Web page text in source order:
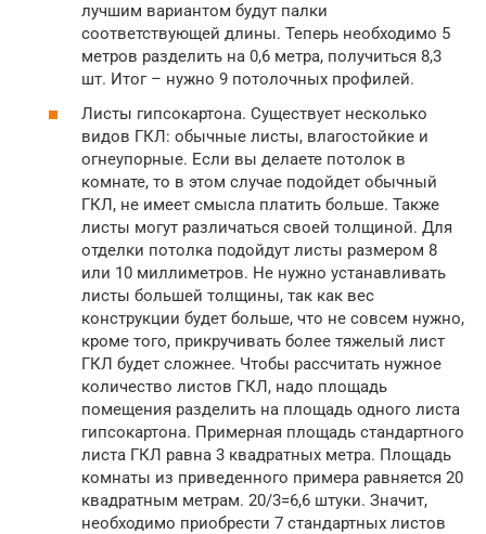
лучшим вариантом будут палки
соответствующей длины. Теперь необходимо 5
метров разделить на 0,6 метра, получиться 8,3
шт. Итог – нужно 9 потолочных профилей.
Листы гипсокартона. Существует несколько
видов ГКЛ: обычные листы, влагостойкие и
огнеупорные. Если вы делаете потолок в
комнате, то в этом случае подойдет обычный
ГКЛ, не имеет смысла платить больше. Также
листы могут различаться своей толщиной. Для
отделки потолка подойдут листы размером 8
или 10 миллиметров. Не нужно устанавливать
листы большей толщины, так как вес
конструкции будет больше, что не совсем нужно,
кроме того, прикручивать более тяжелый лист
ГКЛ будет сложнее. Чтобы рассчитать нужное
количество листов ГКЛ, надо площадь
помещения разделить на площадь одного листа
гипсокартона. Примерная площадь стандартного
листа ГКЛ равна 3 квадратных метра. Площадь
комнаты из приведенного примера равняется 20
квадратным метрам. 20/3=6,6 штуки. Значит,
необходимо приобрести 7 стандартных листов